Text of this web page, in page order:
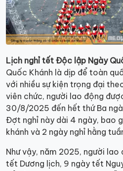
Lịch nghỉ tết Độc lập Ngày
Quốc Khánh là dịp để toàn
với nhiều sự kiện trọng đại
viên chức, người lao động
30/8/2025 đến hết thứ Ba
Đợt nghỉ này dài 4 ngày, bao
khánh và 2 ngày nghỉ hằng
Như vậy, năm 2025, người lao
tết Dương lịch, 9 ngày tết